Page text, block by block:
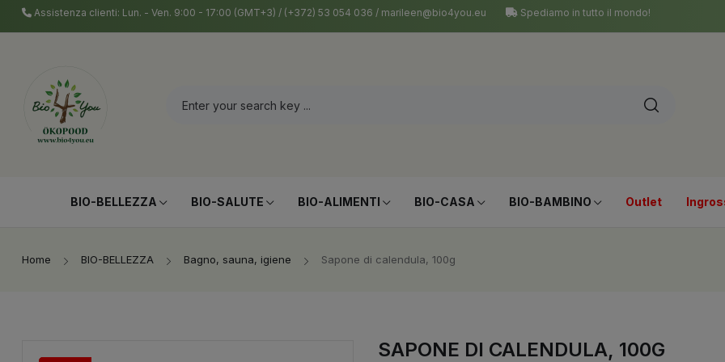
Assistenza clienti: Lun. - Ven. 9:00 - 17:00 (GMT+3) / (+372) 53 054 036 / marileen@bio4you.eu Spediamo in tutto il mondo!
BIO-BELLEZZA BIO-SALUTE BIO-ALIMENTI BIO-CASA BIO-BAMBINO Outlet
Home BIO-BELLEZZA Bagno, sauna, igiene Sapone di calendula, 100g
SAPONE DI CALENDULA, 100G